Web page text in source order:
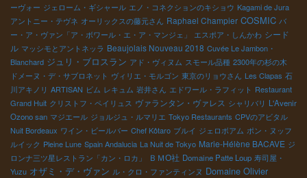
ーヴォー ジェローム・ギシャール エノ・コネクションのキショウ Kagami de Jura
アントニー・テヴネ オーリックスの藤元さん Raphael Champier COSMIC バ
ー・ア・ヴァン「ア・ボワール・エ・ア・マンジェ」
エスポア・しんかわ シード
ル マッシモとアントネッラ Beaujolais Nouveau 2018 Cuvée Le Jambon・
Blanchard ジュリ・ブロスラン アド・ヴィヌム スモール品種 2300年の杉の木
ドメーヌ・デ・サブロネット ヴィリエ・モルゴン 東京のリョウさん Les Clapas 石
川アキノリ ARTISAN ビム レキュム 岩井さん エドワール・ラフィット Restaurant
Grand Huit クリストフ・ペイリュス ヴァランタン・ヴァレス シャリバリ L'Avenir
Ozono san マジエール ジョルジュ・ルマリエ Tokyo Restaurants CPVのアビタル
Nuit Bordeaux ワイン・ビールバー Chef Kôtaro ブルイ ジェロボアム ポン・ヌッフ
ルイック Pleine Lune Spain Andalucia La Nuit de Tokyo Marie-Hélène BACAVE ジ
ロンナ三ツ星レストラン「カン・ロカ」
ＢＭО社 Domaine Patte Loup 寿司屋・
Yuzu オザミ・デ・ヴァン ル・クロ・ファンティンヌ Domaine Olivier